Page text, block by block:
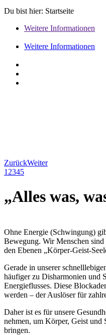
Du bist hier: Startseite
Weitere Informationen
Weitere Informationen
ZurückWeiter
1 2345
„Alles was,
Ohne Energie (Schwingung)
Bewegung. Wir Menschen
den Ebenen „Körper-Geist-
Gerade in unserer
häufiger zu Disharmonien und
Energieflusses. Diese
werden – der Auslöser für
Daher ist es für unsere
nehmen, um Körper, Geist und
bringen.